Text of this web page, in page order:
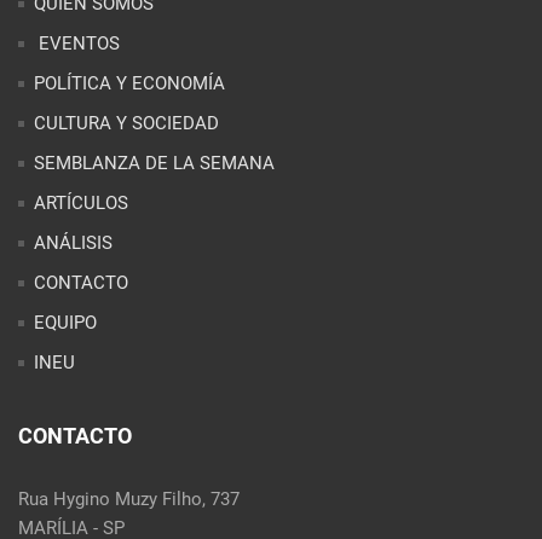
ARTÍCULOS
ANÁLISIS
CONTACTO
EQUIPO
INEU
CONTACTO
MARÍLIA - SP
contato@latinoobservatory.org
Idioma
REDES SOCIALES